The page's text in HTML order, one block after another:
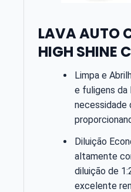
LAVA AUTO
HIGH SHINE
Limpa e
e fuligens da
necessidade
Diluição
altamente
diluição de
excelente